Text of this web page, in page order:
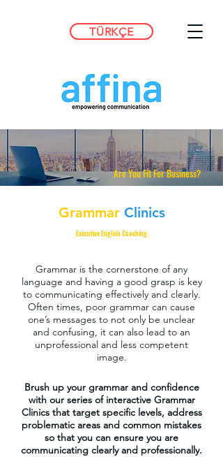
TÜRKÇE
Are You Fit For Business?
Grammar Clinics
Brush up your grammar and confidence
with our series of interactive Grammar
Clinics that target specific levels, address
problematic areas and common mistakes
so that you can ensure you are
communicating clearly and professionally.
Grammar is the cornerstone of any
language and having a good grasp is key
to communicating effectively and clearly.
Often times, poor grammar can cause
one’s messages to not only be unclear
and confusing, it can also lead to an
unprofessional and less competent
image.
Executive English Coaching